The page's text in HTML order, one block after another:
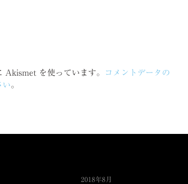
Akismet を使っています。
コメントデータの
い。
2018年8月